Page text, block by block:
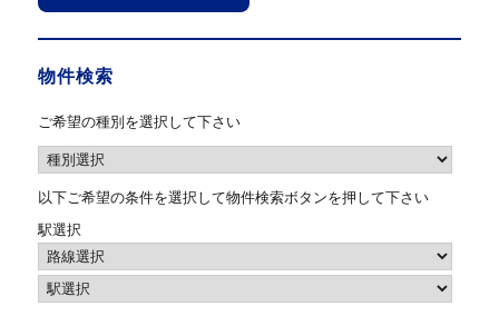
物件検索
ご希望の種別を選択して下さい
以下ご希望の条件を選択して物件検索ボタンを押して下さい
駅選択